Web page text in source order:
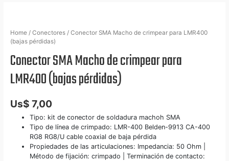
Home/ Conectores/ Conector SMA Macho de crimpear para LMR400
(bajas pérdidas)
Conector SMA Macho de crimpear para
LMR400 (bajas pérdidas)
Us$ 7,00
Tipo: kit de conector de soldadura machoh SMA
Tipo de línea de crimpado: LMR-400 Belden-9913 CA-400
RG8 RG8/U cable coaxial de baja pérdida
Propiedades de las articulaciones: Impedancia: 50 Ohm |
Método de fijación: crimpado | Terminación de contacto: